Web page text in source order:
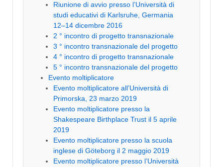
Riunione di avvio presso l’Università di
studi educativi di Karlsruhe, Germania
12–14 dicembre 2016
2 ° incontro di progetto transnazionale
3 ° incontro transnazionale del progetto
4 ° incontro di progetto transnazionale
5 ° incontro transnazionale del progetto
Evento moltiplicatore
Evento moltiplicatore all’Università di
Primorska, 23 marzo 2019
Evento moltiplicatore presso la
Shakespeare Birthplace Trust il 5 aprile
2019
Evento moltiplicatore presso la scuola
inglese di Göteborg il 2 maggio 2019
Evento moltiplicatore presso l’Università